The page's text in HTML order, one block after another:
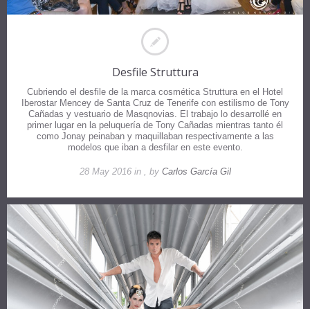
Desfile Struttura
Cubriendo el desfile de la marca cosmética Struttura en el Hotel
Iberostar Mencey de Santa Cruz de Tenerife con estilismo de Tony
Cañadas y vestuario de Masqnovias. El trabajo lo desarrollé en
primer lugar en la peluquería de Tony Cañadas mientras tanto él
como Jonay peinaban y maquillaban respectivamente a las
modelos que iban a desfilar en este evento.
28 May 2016 in , by Carlos García Gil